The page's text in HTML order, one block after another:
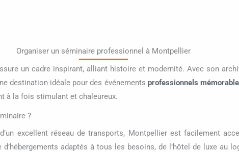
Organiser un séminaire professionnel à Montpellier
un cadre inspirant, alliant histoire et modernité. Avec son
destination idéale pour des événements professionnels
à la fois stimulant et chaleureux.
?
excellent réseau de transports, Montpellier est facilement
adaptés à tous les besoins, de l’hôtel de luxe au